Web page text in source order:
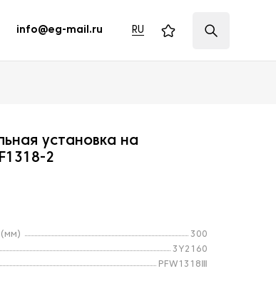
info@eg-mail.ru RU
установка на
2
300
3Y2160
PFW1318Ⅲ